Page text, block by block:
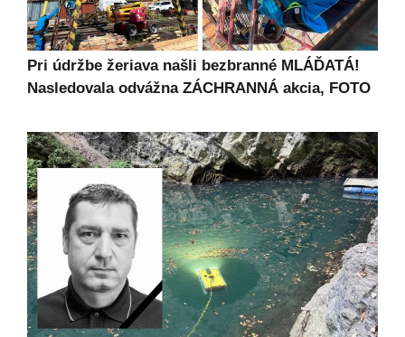
Pri údržbe žeriava našli bezbranné MLÁĎATÁ!
Nasledovala odvážna ZÁCHRANNÁ akcia, FOTO